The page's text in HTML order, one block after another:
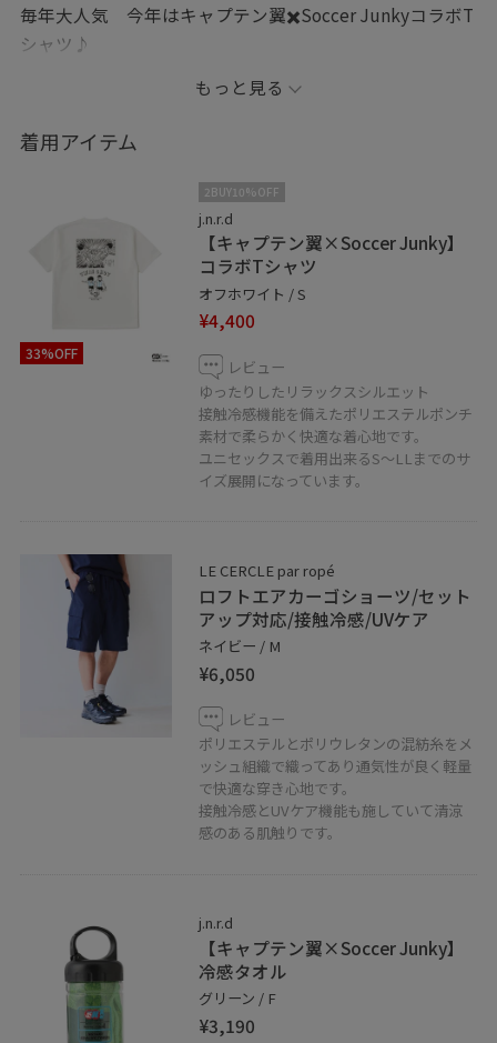
毎年大人気 今年はキャプテン翼✖️Soccer JunkyコラボT
シャツ♪
ーツ観戦スタイルのご提案です
ユニセックスで着用出来るのでお揃いコーデもおすすめ
です
個人インスタ始めました♪
kaori_08.30 です。
是非こちらのフォローも宜しくお願いします。
もっと見る
着用アイテム
33%OFF
2BUY10%OFF
j.n.r.d
【キャプテン翼×Soccer Junky】
コラボTシャツ
オフホワイト / S
¥4,400
レビュー
ゆったりしたリラックスシルエット
接触冷感機能を備えたポリエステルポンチ
素材で柔らかく快適な着心地です。
ユニセックスで着用出来るS〜LLまでのサ
イズ展開になっています。
LE CERCLE par ropé
ロフトエアカーゴショーツ/セット
アップ対応/接触冷感/UVケア
ネイビー / M
¥6,050
レビュー
ポリエステルとポリウレタンの混紡糸をメ
ッシュ組織で織ってあり通気性が良く軽量
で快適な穿き心地です。
接触冷感とUVケア機能も施していて清涼
感のある肌触りです。
j.n.r.d
【キャプテン翼×Soccer Junky】
冷感タオル
グリーン / F
¥3,190